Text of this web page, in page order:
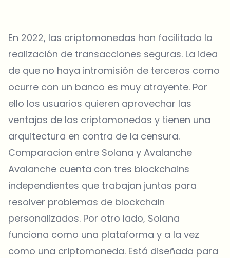
En 2022, las criptomonedas han facilitado la
realización de transacciones seguras. La idea
de que no haya intromisión de terceros como
ocurre con un banco es muy atrayente. Por
ello los usuarios quieren aprovechar las
ventajas de las criptomonedas y tienen una
arquitectura en contra de la censura.
Comparacion entre Solana y Avalanche
Avalanche cuenta con tres blockchains
independientes que trabajan juntas para
resolver problemas de blockchain
personalizados. Por otro lado, Solana
funciona como una plataforma y a la vez
como una criptomoneda. Está diseñada para